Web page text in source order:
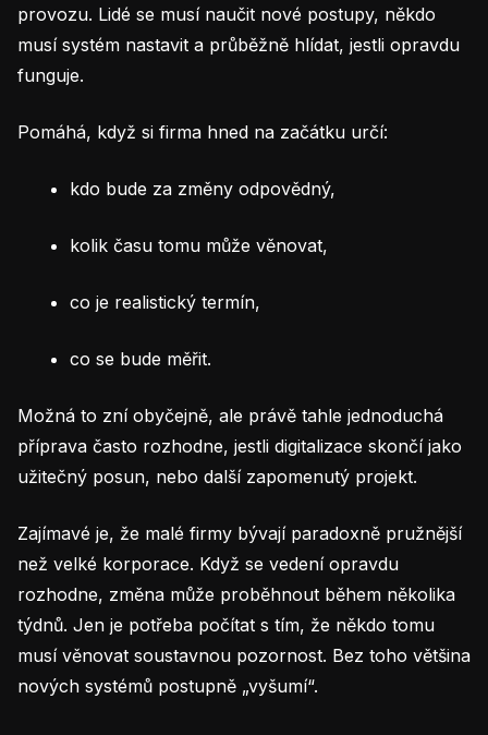
provozu. Lidé se musí naučit nové postupy, někdo
musí systém nastavit a průběžně hlídat, jestli opravdu
funguje.
Pomáhá, když si firma hned na začátku určí:
kdo bude za změny odpovědný,
kolik času tomu může věnovat,
co je realistický termín,
co se bude měřit.
Možná to zní obyčejně, ale právě tahle jednoduchá
příprava často rozhodne, jestli digitalizace skončí jako
užitečný posun, nebo další zapomenutý projekt.
Zajímavé je, že malé firmy bývají paradoxně pružnější
než velké korporace. Když se vedení opravdu
rozhodne, změna může proběhnout během několika
týdnů. Jen je potřeba počítat s tím, že někdo tomu
musí věnovat soustavnou pozornost. Bez toho většina
nových systémů postupně „vyšumí“.